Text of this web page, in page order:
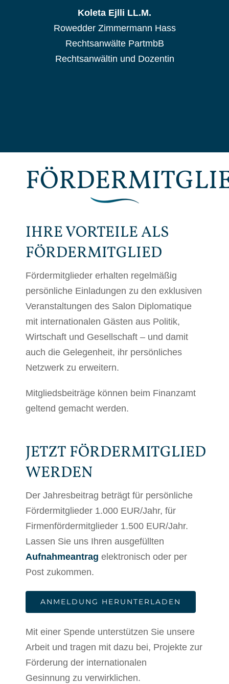
Koleta Ejlli LL.M.
Rowedder Zimmermann Hass
Rechtsanwälte PartmbB
Rechtsanwältin und Dozentin
IHRE VORTEILE ALS
FÖRDERMITGLIED
Fördermitglieder erhalten regelmäßig
persönliche Einladungen zu den exklusiven
Veranstaltungen des Salon Diplomatique
mit internationalen Gästen aus Politik,
Wirtschaft und Gesellschaft – und damit
auch die Gelegenheit, ihr persönliches
Netzwerk zu erweitern.
Mitgliedsbeiträge können beim Finanzamt
geltend gemacht werden.
JETZT FÖRDERMITGLIED
WERDEN
Der Jahresbeitrag beträgt für persönliche
Fördermitglieder 1.000 EUR/Jahr, für
Firmenfördermitglieder 1.500 EUR/Jahr.
Lassen Sie uns Ihren ausgefüllten
Aufnahmeantrag elektronisch oder per
Post zukommen.
ANMELDUNG HERUNTERLADEN
Mit einer Spende unterstützen Sie unsere
Arbeit und tragen mit dazu bei, Projekte zur
Förderung der internationalen
Gesinnung zu verwirklichen.